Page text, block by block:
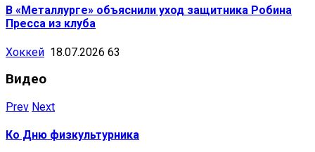
В «Металлурге» объяснили уход защитника Робина
Пресса из клуба
Хоккей 18.07.2026 63
Видео
Prev Next
Ко Дню физкультурника